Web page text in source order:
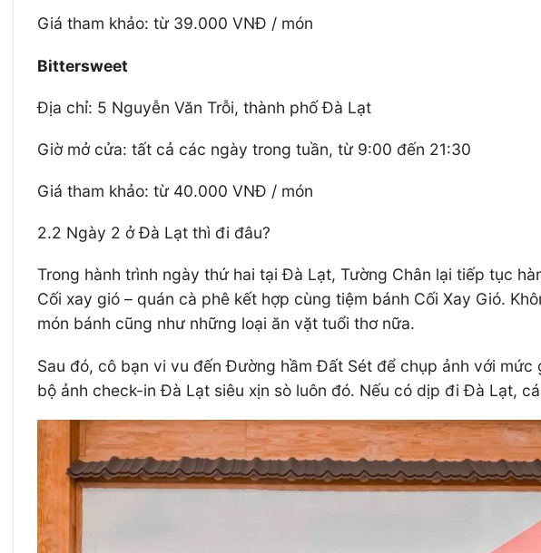
Giá tham khảo: từ 39.000 VNĐ / món
Bittersweet
Địa chỉ: 5 Nguyễn Văn Trỗi, thành phố Đà Lạt
Giờ mở cửa: tất cả các ngày trong tuần, từ 9:00 đến 21:30
Giá tham khảo: từ 40.000 VNĐ / món
2.2 Ngày 2 ở Đà Lạt thì đi đâu?
Trong hành trình ngày thứ hai tại Đà Lạt, Tường Chân lại tiếp tục
Cối xay gió – quán cà phê kết hợp cùng tiệm bánh Cối Xay Gió.
món bánh cũng như những loại ăn vặt tuổi thơ nữa.
Sau đó, cô bạn vi vu đến Đường hầm Đất Sét để chụp ảnh với
bộ ảnh check-in Đà Lạt siêu xịn sò luôn đó. Nếu có dịp đi Đà Lạt,